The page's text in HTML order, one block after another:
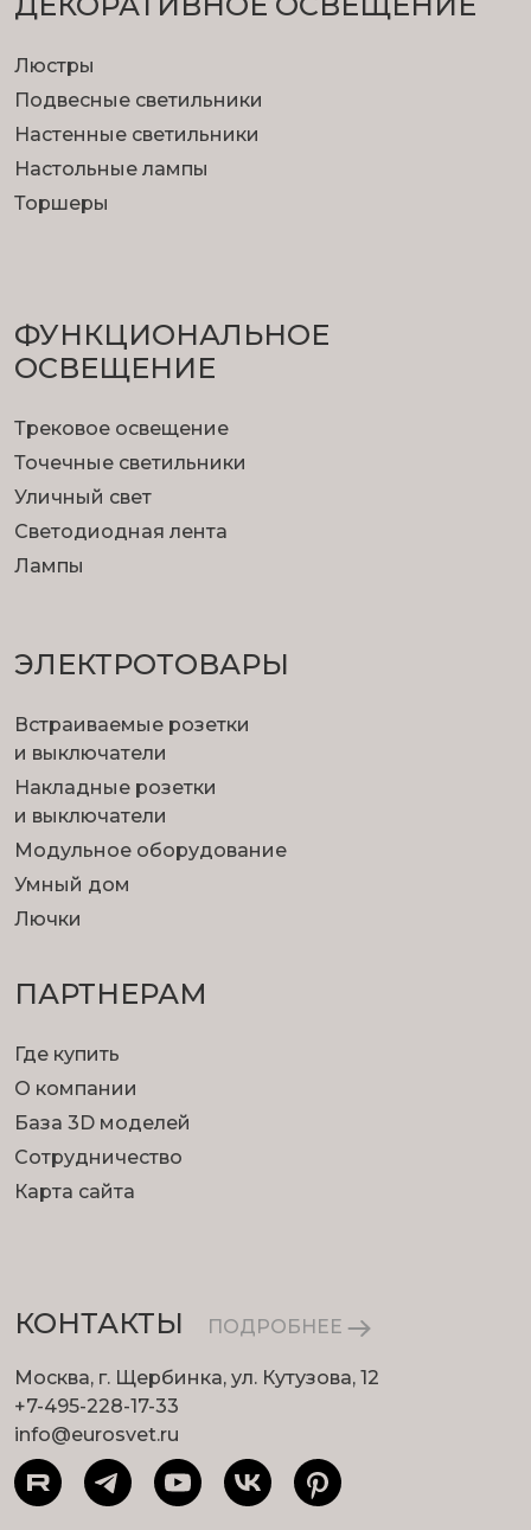
Люстры
Подвесные светильники
Настенные светильники
Настольные лампы
Торшеры
ФУНКЦИОНА­ЛЬНОЕ
ОСВЕЩЕНИЕ
Трековое освещение
Точечные светильники
Уличный свет
Светодиодная лента
Лампы
ЭЛЕКТРОТОВАРЫ
Встраиваемые розетки
и выключатели
Накладные розетки
и выключатели
Модульное оборудование
Умный дом
Лючки
ПАРТНЕРАМ
Где купить
О компании
База 3D моделей
Сотрудничество
Карта сайта
КОНТАКТЫ ПОДРОБНЕЕ
Москва, г. Щербинка, ул. Кутузова, 12
+7-495-228-17-33
info@eurosvet.ru